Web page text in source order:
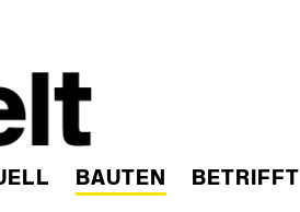
BAUTEN BETRIFFT